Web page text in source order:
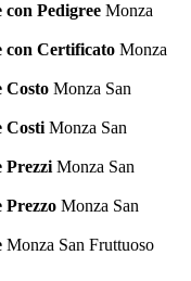
Pedigree Monza
con Certificato Monza
Costo Monza San
CostiMonza San
PrezziMonza San
Prezzo Monza San
Monza San Fruttuoso